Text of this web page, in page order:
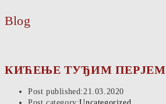
Blog
КИЋЕЊЕ ТУЂИМ ПЕРЈЕМ
Post published:21.03.2020